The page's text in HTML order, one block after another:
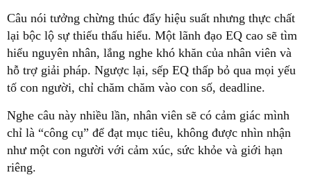
Câu nói tưởng chừng thúc đẩy hiệu suất nhưng thực chất
lại bộc lộ sự thiếu thấu hiểu. Một lãnh đạo EQ cao sẽ tìm
hiểu nguyên nhân, lắng nghe khó khăn của nhân viên và
hỗ trợ giải pháp. Ngược lại, sếp EQ thấp bỏ qua mọi yếu
tố con người, chỉ chăm chăm vào con số, deadline.
Nghe câu này nhiều lần, nhân viên sẽ có cảm giác mình
chỉ là “công cụ” để đạt mục tiêu, không được nhìn nhận
như một con người với cảm xúc, sức khỏe và giới hạn
riêng.